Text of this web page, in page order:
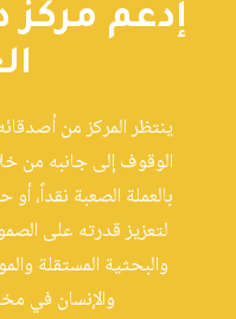
إدعم مركز
ينتظر المركز من
الوقوف إلى جانبه من
بالعملة الصعبة نقداً،
لتعزيز قدرته على
والبحثية المستقلة
والإنسان في